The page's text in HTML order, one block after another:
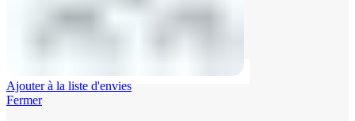
Ajouter à la liste d'envies
Fermer